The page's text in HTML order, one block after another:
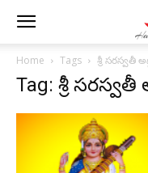
Home Tags శ్రీ సరస్వతీ
Tag: శ్రీ